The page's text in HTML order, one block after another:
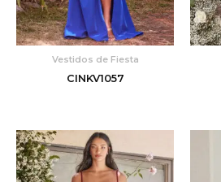
Vestidos de Fiesta
CINKV1057